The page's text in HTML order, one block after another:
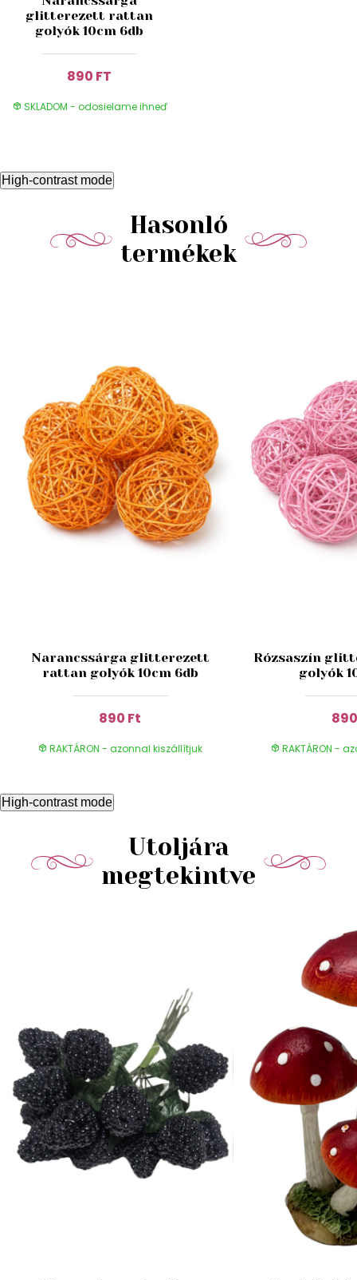
glitterezett rattan
golyók 10cm 6db
890 FT
SKLADOM - odosielame ihneď
High-contrast mode
Hasonló
termékek
Narancssárga glitterezett
rattan golyók 10cm 6db
890 Ft
RAKTÁRON - azonnal kiszállítjuk
Rózsaszín
golyók
RAKTÁRON -
High-contrast mode
Utoljára
megtekintve